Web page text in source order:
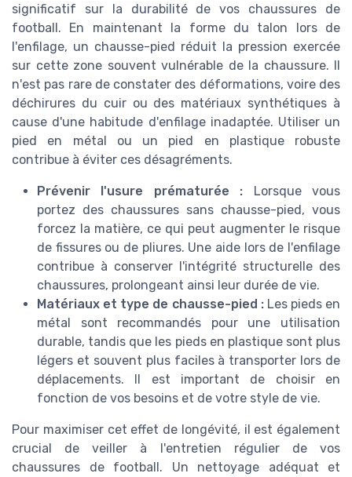
significatif sur la durabilité de vos chaussures de
football. En maintenant la forme du talon lors de
l'enfilage, un chausse-pied réduit la pression exercée
sur cette zone souvent vulnérable de la chaussure. Il
n'est pas rare de constater des déformations, voire des
déchirures du cuir ou des matériaux synthétiques à
cause d'une habitude d'enfilage inadaptée. Utiliser un
pied en métal ou un pied en plastique robuste
contribue à éviter ces désagréments.
Prévenir l'usure prématurée : Lorsque vous
portez des chaussures sans chausse-pied, vous
forcez la matière, ce qui peut augmenter le risque
de fissures ou de pliures. Une aide lors de l'enfilage
contribue à conserver l'intégrité structurelle des
chaussures, prolongeant ainsi leur durée de vie.
Matériaux et type de chausse-pied :Les pieds en
métal sont recommandés pour une utilisation
durable, tandis que les pieds en plastique sont plus
légers et souvent plus faciles à transporter lors de
déplacements. Il est important de choisir en
fonction de vos besoins et de votre style de vie.
Pour maximiser cet effet de longévité, il est également
crucial de veiller à l'entretien régulier de vos
chaussures de football. Un nettoyage adéquat et